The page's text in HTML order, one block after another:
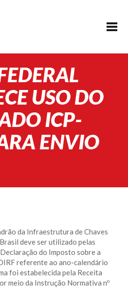
USO DO
ICP-
ENVIO
da Infraestrutura de Chaves
deve ser utilizado pelas
do Imposto sobre a
referente ao ano-calendário
foi estabelecida pela Receita
meio da Instrução Normativa nº